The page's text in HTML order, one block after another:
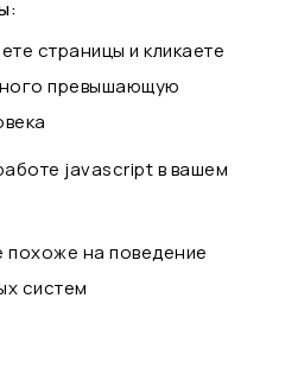
страницы и кликаете
превышающую
javascript в вашем
похоже на поведение
систем